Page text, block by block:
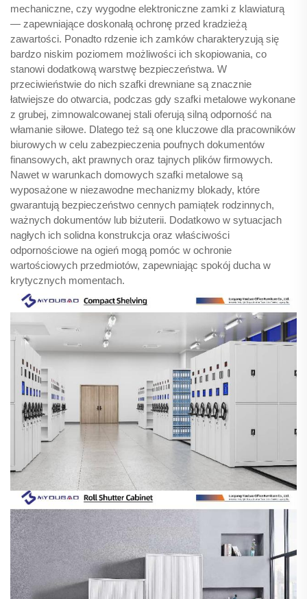
mechaniczne, czy wygodne elektroniczne zamki z klawiaturą
— zapewniające doskonałą ochronę przed kradzieżą
zawartości. Ponadto rdzenie ich zamków charakteryzują się
bardzo niskim poziomem możliwości ich skopiowania, co
stanowi dodatkową warstwę bezpieczeństwa. W
przeciwieństwie do nich szafki drewniane są znacznie
łatwiejsze do otwarcia, podczas gdy szafki metalowe wykonane
z grubej, zimnowalcowanej stali oferują silną odporność na
włamanie siłowe. Dlatego też są one kluczowe dla pracowników
biurowych w celu zabezpieczenia poufnych dokumentów
finansowych, akt prawnych oraz tajnych plików firmowych.
Nawet w warunkach domowych szafki metalowe są
wyposażone w niezawodne mechanizmy blokady, które
gwarantują bezpieczeństwo cennych pamiątek rodzinnych,
ważnych dokumentów lub biżuterii. Dodatkowo w sytuacjach
nagłych ich solidna konstrukcja oraz właściwości
odpornościowe na ogień mogą pomóc w ochronie
wartościowych przedmiotów, zapewniając spokój ducha w
krytycznych momentach.